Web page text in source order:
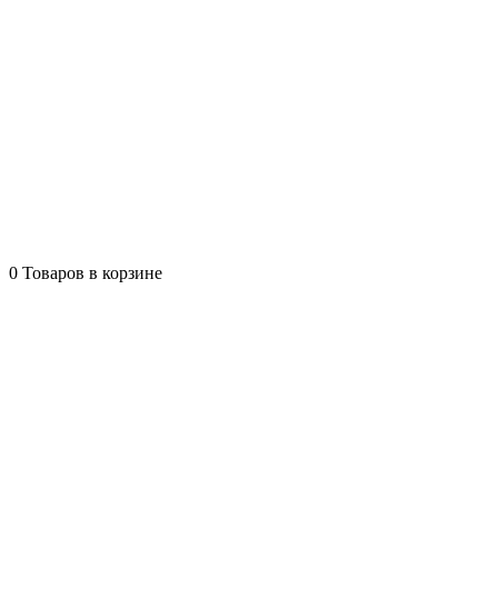
0 Товаров в корзине